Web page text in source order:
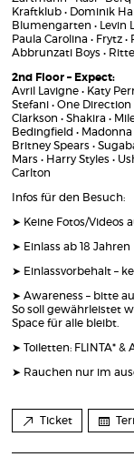
Kraftklub • Dominik
Blumengarten • Levin
Paula Carolina • Frytz
Abbrunzati Boys •
2nd Floor – Expect:
Avril Lavigne • Katy
Stefani • One Direction
Clarkson • Shakira •
Bedingfield • Madonna
Britney Spears •
Mars • Harry Styles •
Carlton
Infos für den Besuch:
➤ Keine Fotos/Videos
➤ Einlass ab 18 Jahren
➤ Einlassvorbehalt –
➤ Awareness – bitte
So soll gewährleistet
Space für alle bleibt.
➤ Toiletten: FLINTA* &
➤ Rauchen nur im
Ticket